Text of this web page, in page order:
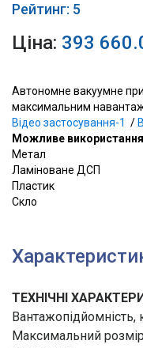
Рейтинг: 5
Ціна: 393
Автономне вакуумне
максимальним
Відео застосування-1 /
Можливе
Метал
Ламіноване ДСП
Пластик
Скло
ТЕХНІЧНІ
Максимальний